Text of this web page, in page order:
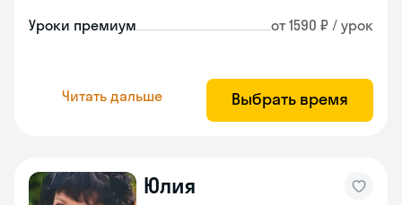
Уроки премиум от 1590 ₽ / урок
Читать дальше Выбрать время
Юлия